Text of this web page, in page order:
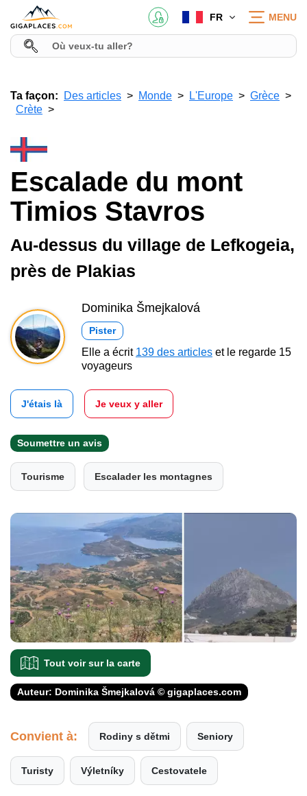
FR MENU
Ta façon: Des articles Monde L'Europe
Grèce
Crète
Escalade du mont
Timios Stavros
Au-dessus du village de Lefkogeia,
près de Plakias
Dominika Šmejkalová
Pister
Elle a écrit 139 des articles et le regarde 15
voyageurs
J'étais là Je veux y aller
Soumettre un avis
Tourisme Escalader les montagnes
Tout voir sur la carte
Auteur: Dominika Šmejkalová © gigaplaces.com
Convient à: Rodiny s dětmi Seniory
Turisty Výletníky Cestovatele